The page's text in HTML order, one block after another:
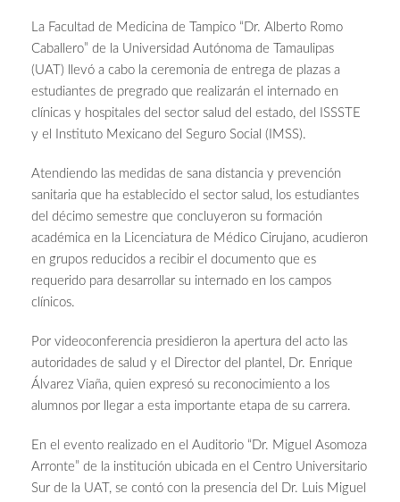
La Facultad de Medicina de Tampico “Dr. Alberto Romo
Caballero” de la Universidad Autónoma de Tamaulipas
(UAT) llevó a cabo la ceremonia de entrega de plazas a
estudiantes de pregrado que realizarán el internado en
clínicas y hospitales del sector salud del estado, del ISSSTE
y el Instituto Mexicano del Seguro Social (IMSS).
Atendiendo las medidas de sana distancia y prevención
sanitaria que ha establecido el sector salud, los estudiantes
del décimo semestre que concluyeron su formación
académica en la Licenciatura de Médico Cirujano, acudieron
en grupos reducidos a recibir el documento que es
requerido para desarrollar su internado en los campos
clínicos.
Por videoconferencia presidieron la apertura del acto las
autoridades de salud y el Director del plantel, Dr. Enrique
Álvarez Viaña, quien expresó su reconocimiento a los
alumnos por llegar a esta importante etapa de su carrera.
En el evento realizado en el Auditorio “Dr. Miguel Asomoza
Arronte” de la institución ubicada en el Centro Universitario
Sur de la UAT, se contó con la presencia del Dr. Luis Miguel